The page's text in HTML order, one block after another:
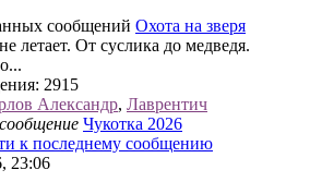
Охота на зверя
летает. От суслика до медведя.
: 2915
Александр, Лаврентич
Чукотка 2026
к последнему сообщению
23:06